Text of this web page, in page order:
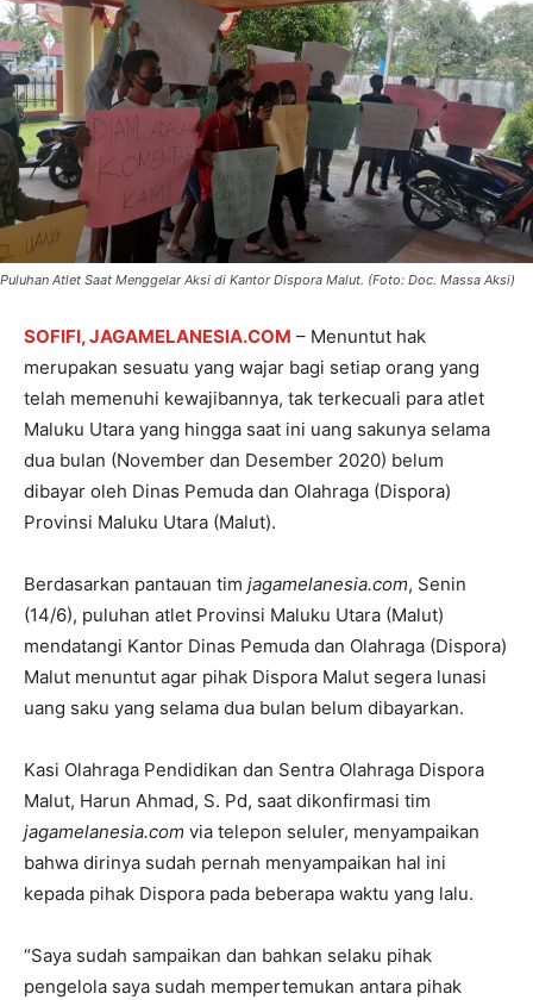
Puluhan Atlet Saat Menggelar Aksi di Kantor Dispora Malut. (Foto: Doc. Massa Aksi)
SOFIFI, JAGAMELANESIA.COM – Menuntut hak
merupakan sesuatu yang wajar bagi setiap orang yang
telah memenuhi kewajibannya, tak terkecuali para atlet
Maluku Utara yang hingga saat ini uang sakunya selama
dua bulan (November dan Desember 2020) belum
dibayar oleh Dinas Pemuda dan Olahraga (Dispora)
Provinsi Maluku Utara (Malut).
Berdasarkan pantauan tim jagamelanesia.com, Senin
(14/6), puluhan atlet Provinsi Maluku Utara (Malut)
mendatangi Kantor Dinas Pemuda dan Olahraga (Dispora)
Malut menuntut agar pihak Dispora Malut segera lunasi
uang saku yang selama dua bulan belum dibayarkan.
Kasi Olahraga Pendidikan dan Sentra Olahraga Dispora
Malut, Harun Ahmad, S. Pd, saat dikonfirmasi tim
jagamelanesia.com via telepon seluler, menyampaikan
bahwa dirinya sudah pernah menyampaikan hal ini
kepada pihak Dispora pada beberapa waktu yang lalu.
“Saya sudah sampaikan dan bahkan selaku pihak
pengelola saya sudah mempertemukan antara pihak